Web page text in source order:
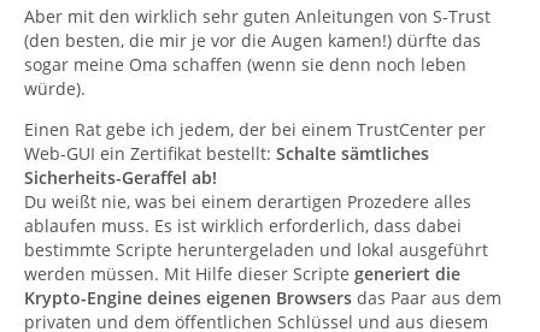
Aber mit den wirklich sehr guten Anleitungen von S-Trust
(den besten, die mir je vor die Augen kamen!) dürfte das
sogar meine Oma schaffen (wenn sie denn noch leben
würde).
Einen Rat gebe ich jedem, der bei einem TrustCenter per
Web-GUI ein Zertifikat bestellt: Schalte sämtliches
Sicherheits-Geraffel ab!
Du weißt nie, was bei einem derartigen Prozedere alles
ablaufen muss. Es ist wirklich erforderlich, dass dabei
bestimmte Scripte heruntergeladen und lokal ausgeführt
werden müssen. Mit Hilfe dieser Scripte generiert die
Krypto-Engine deines eigenen Browsers das Paar aus dem
privaten und dem öffentlichen Schlüssel und aus diesem